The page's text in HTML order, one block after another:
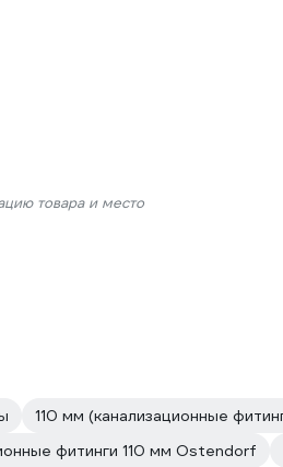
товара и место
110 мм (канализационные
фитинги 110 мм Ostendorf